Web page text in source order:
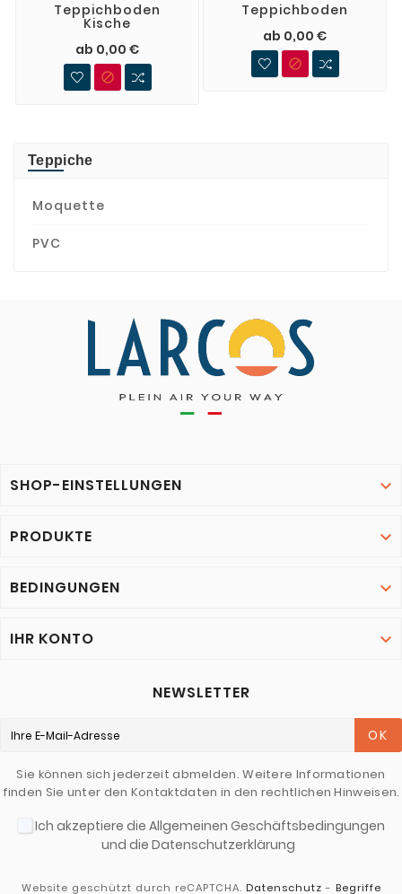
Teppichboden
Kische
ab 0,00 €

Teppichboden
ab 0,00 €

Teppiche
Moquette
PVC
SHOP-EINSTELLUNGEN 
PRODUKTE 
BEDINGUNGEN 
IHR KONTO 
NEWSLETTER
OK
Sie können sich jederzeit abmelden. Weitere Informationen
finden Sie unter den Kontaktdaten in den rechtlichen Hinweisen.
Ich akzeptiere die Allgemeinen Geschäftsbedingungen
und die Datenschutzerklärung
Website geschützt durch reCAPTCHA. Datenschutz - Begriffe